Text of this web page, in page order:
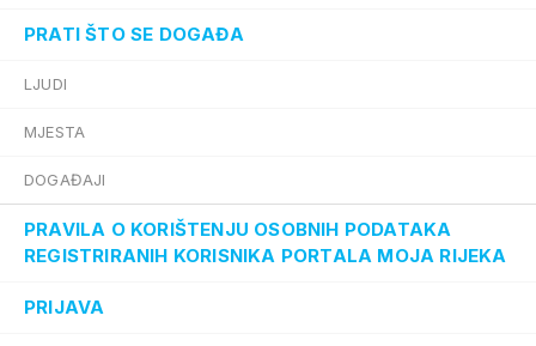
PRATI ŠTO SE DOGAĐA
LJUDI
MJESTA
DOGAĐAJI
PRAVILA O KORIŠTENJU OSOBNIH PODATAKA
REGISTRIRANIH KORISNIKA PORTALA MOJA RIJEKA
PRIJAVA